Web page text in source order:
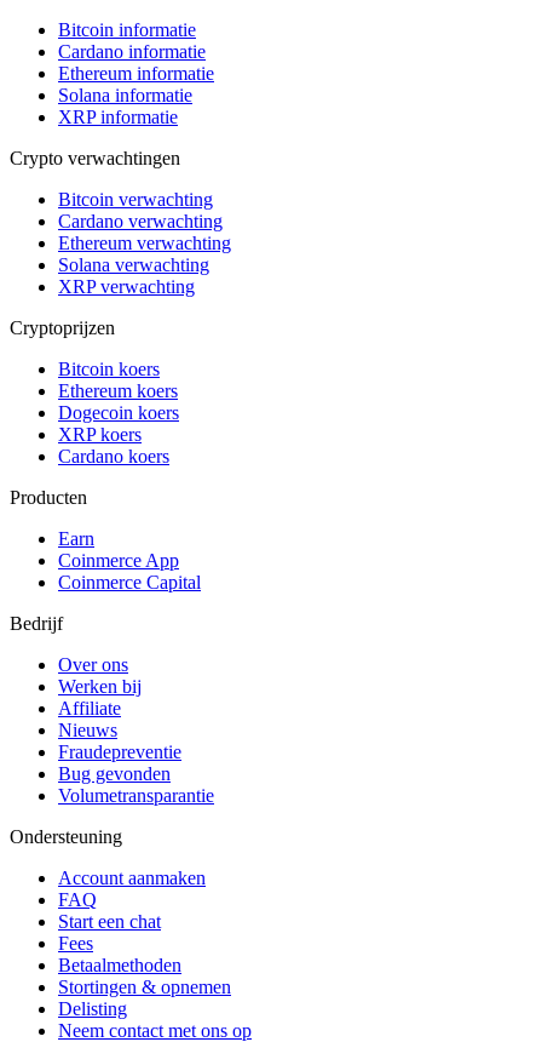
Bitcoin informatie
Cardano informatie
Ethereum informatie
Solana informatie
XRP informatie
Crypto verwachtingen
Bitcoin verwachting
Cardano verwachting
Ethereum verwachting
Solana verwachting
XRP verwachting
Cryptoprijzen
Bitcoin koers
Ethereum koers
Dogecoin koers
XRP koers
Cardano koers
Producten
Earn
Coinmerce App
Coinmerce Capital
Bedrijf
Over ons
Werken bij
Affiliate
Nieuws
Fraudepreventie
Bug gevonden
Volumetransparantie
Ondersteuning
Account aanmaken
FAQ
Start een chat
Fees
Betaalmethoden
Stortingen & opnemen
Delisting
Neem contact met ons op